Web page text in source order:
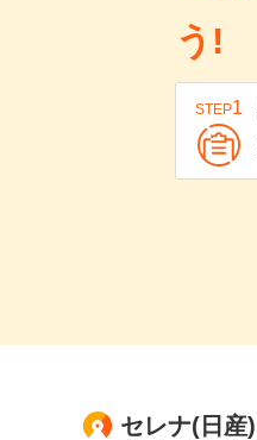
う!
STEP1
セレナ(日産